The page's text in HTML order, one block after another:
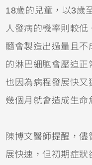
18歲的兒童，以3歲
人發病的機率則較
髓會製造出過量且不
的淋巴細胞會壓迫正
也因為病程發展快又
幾個月就會造成生命
陳博文醫師提醒，
展快速，但初期症狀